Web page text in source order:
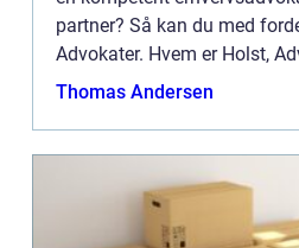
partner? Så kan du med
Advokater. Hvem er Holst,
Advokater er full service
Thomas Andersen